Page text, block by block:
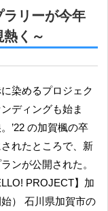
リーが今年
く～
ディングも始ま
’22 の加賀楓の卒
れたところで、新
ンが公開された。
PROJECT】加
） 石川県加賀市の